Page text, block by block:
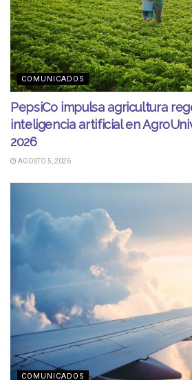
COMUNICADOS
PepsiCo impulsa agricultura
inteligencia artificial en
2026
AGOSTO 5, 2026
COMUNICADOS